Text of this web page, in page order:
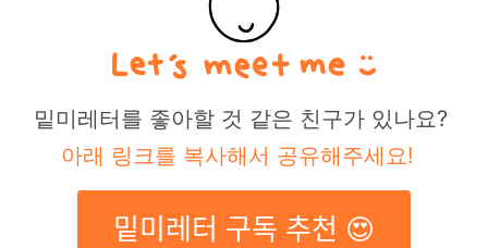
밑미레터를 좋아할 것 같은 친구가 있나요?
아래 링크를 복사해서 공유해주세요!
밑미레터 구독 추천 😍